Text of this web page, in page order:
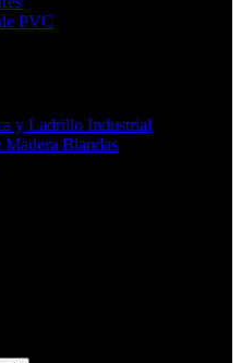
PVC
y Ladrillo Industrial
Blandas